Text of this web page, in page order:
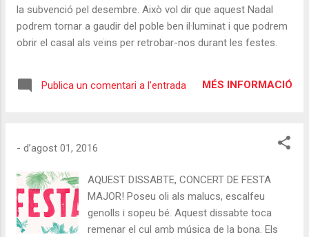
la subvenció pel desembre. Això vol dir que aquest Nadal
podrem tornar a gaudir del poble ben il·luminat i que podrem
obrir el casal als veïns per retrobar-nos durant les festes.
Publica un comentari a l'entrada MÉS INFORMACIÓ
- d’agost 01, 2016
AQUEST DISSABTE, CONCERT DE FESTA
MAJOR! Poseu oli als malucs, escalfeu
genolls i sopeu bé. Aquest dissabte toca
remenar el cul amb música de la bona. Els